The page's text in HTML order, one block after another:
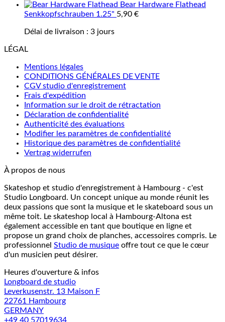
Bear Hardware Flathead
Senkkopfschrauben 1.25" 5,90 €
Délai de livraison : 3 jours
LÉGAL
Mentions légales
CONDITIONS GÉNÉRALES DE VENTE
CGV studio d'enregistrement
Frais d'expédition
Information sur le droit de rétractation
Déclaration de confidentialité
Authenticité des évaluations
Modifier les paramètres de confidentialité
Historique des paramètres de confidentialité
Vertrag widerrufen
À propos de nous
Skateshop et studio d'enregistrement à Hambourg - c'est
Studio Longboard. Un concept unique au monde réunit les
deux passions que sont la musique et le skateboard sous un
même toit. Le skateshop local à Hambourg-Altona est
également accessible en tant que boutique en ligne et
propose un grand choix de planches, accessoires compris. Le
professionnel Studio de musique offre tout ce que le cœur
d'un musicien peut désirer.
Heures d'ouverture & infos
Longboard de studio
Leverkusenstr. 13 Maison F
22761 Hambourg
GERMANY
+49 40 57019634